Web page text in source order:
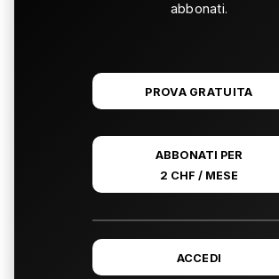
abbonati.
PROVA GRATUITA
ABBONATI PER
2 CHF / MESE
ACCEDI